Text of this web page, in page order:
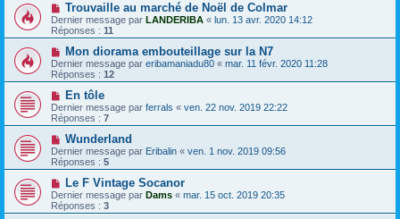
Trouvaille au marché de Noël de Colmar
Dernier message par LANDERIBA « lun. 13 avr. 2020 14:12
Réponses : 11
Mon diorama embouteillage sur la N7
Dernier message par eribamaniadu80 « mar. 11 févr. 2020 11:28
Réponses : 12
En tôle
Dernier message par ferrals « ven. 22 nov. 2019 22:22
Réponses : 7
Wunderland
Dernier message par Eribalin « ven. 1 nov. 2019 09:56
Réponses : 5
Le F Vintage Socanor
Dernier message par Dams « mar. 15 oct. 2019 20:35
Réponses : 3